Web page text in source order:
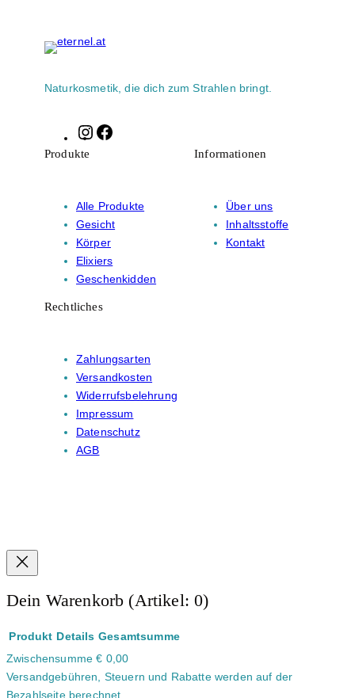
Naturkosmetik, die dich zum Strahlen bringt.
Instagram
Produkte
Alle Produkte
Gesicht
Körper
Elixiers
Geschenkidden
Informationen
Über uns
Inhaltsstoffe
Kontakt
Rechtliches
Zahlungsarten
Versandkosten
Widerrufsbelehrung
Impressum
Datenschutz
AGB
Dein Warenkorb (Artikel: 0)
Produkte
im
Produkt Details Gesamtsumme
Zwischensumme€ 0,00
Versandgebühren, Steuern und Rabatte werden auf der
Bezahlseite berechnet.